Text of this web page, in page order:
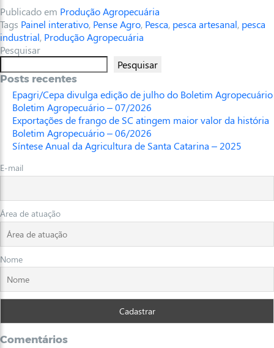
Publicado em Produção Agropecuária
Tags Painel interativo, Pense Agro, Pesca, pesca artesanal, pesca
industrial, Produção Agropecuária
Pesquisar
Pesquisar
Posts recentes
Epagri/Cepa divulga edição de julho do Boletim Agropecuário
Boletim Agropecuário – 07/2026
Exportações de frango de SC atingem maior valor da história
Boletim Agropecuário – 06/2026
Síntese Anual da Agricultura de Santa Catarina – 2025
E-mail
Área de atuação
Nome
Comentários